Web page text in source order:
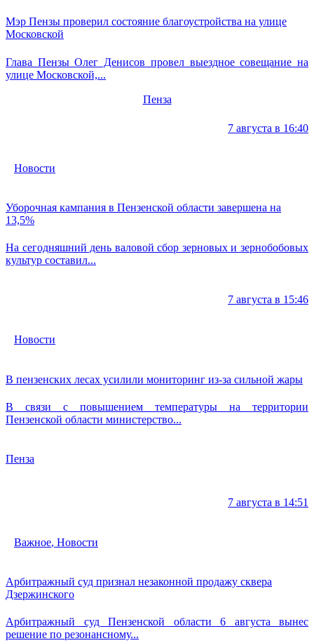
Мэр Пензы проверил состояние благоустройства на улице
Московской
Глава Пензы Олег Денисов провел выездное совещание на
улице Московской,...
Пенза
7 августа в 16:40
Новости
Уборочная кампания в Пензенской области завершена на
13,5%
На сегодняшний день валовой сбор зерновых и зернобобовых
культур составил...
7 августа в 15:46
Новости
В пензенских лесах усилили мониторинг из-за сильной жары
В связи с повышением температуры на территории
Пензенской области министерство...
Пенза
7 августа в 14:51
Важное, Новости
Арбитражный суд признал незаконной продажу сквера
Дзержинского
Арбитражный суд Пензенской области 6 августа вынес
решение по резонансному...